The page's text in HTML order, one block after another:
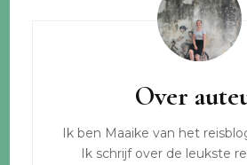
Over
Ik ben Maaike van het
Ik schrijf over de leukste